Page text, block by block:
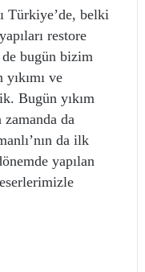
Türkiye’de, belki
restore
de bugün bizim
ve
Bugün yıkım
zamanda da
da ilk
yapılan